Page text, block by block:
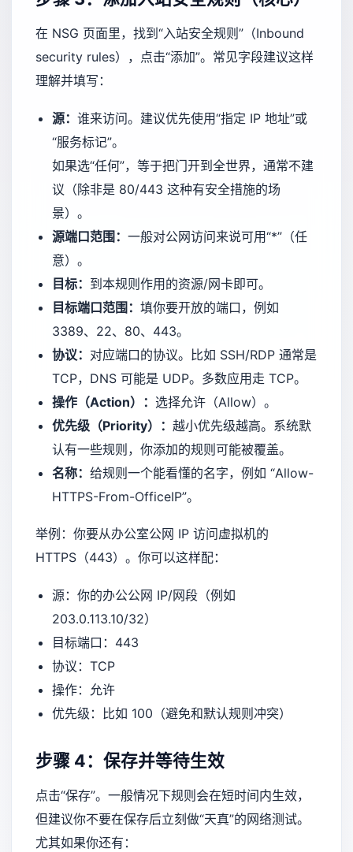
在 NSG 页面里，找到“入站安全规则”（Inbound
security rules），点击“添加”。常见字段建议这样
理解并填写：
源： 谁来访问。建议优先使用“指定 IP 地址”或
“服务标记”。
如果选“任何”，等于把门开到全世界，通常不建
议（除非是 80/443 这种有安全措施的场
景）。
源端口范围： 一般对公网访问来说可用“*”（任
意）。
目标： 到本规则作用的资源/网卡即可。
目标端口范围： 填你要开放的端口，例如
3389、22、80、443。
协议： 对应端口的协议。比如 SSH/RDP 通常是
TCP，DNS 可能是 UDP。多数应用走 TCP。
操作（Action）： 选择允许（Allow）。
优先级（Priority）： 越小优先级越高。系统默
认有一些规则，你添加的规则可能被覆盖。
名称： 给规则一个能看懂的名字，例如 “Allow-
HTTPS-From-OfficeIP”。
举例：你要从办公室公网 IP 访问虚拟机的
HTTPS（443）。你可以这样配：
源：你的办公公网 IP/网段（例如
203.0.113.10/32）
目标端口：443
协议：TCP
操作：允许
优先级：比如 100（避免和默认规则冲突）
步骤 4：保存并等待生效
点击“保存”。一般情况下规则会在短时间内生效，
但建议你不要在保存后立刻做“天真”的网络测试。
尤其如果你还有：